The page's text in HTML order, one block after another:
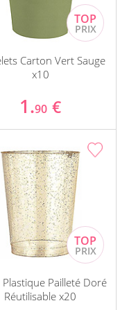
Carton Vert Sauge
x10
1.90 €
Pailleté Doré
Réutilisable x20